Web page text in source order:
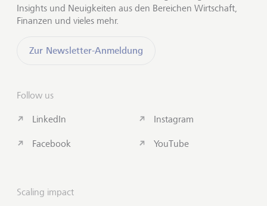
Insights und Neuigkeiten aus den Bereichen Wirtschaft,
Finanzen und vieles mehr.
Zur Newsletter-Anmeldung
Follow us
LinkedIn
Facebook
Instagram
YouTube
Scaling impact